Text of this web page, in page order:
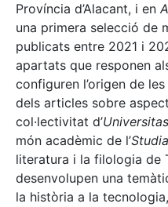
Província d’Alacant, i en
una primera selecció de
publicats entre 2021 i
apartats que responen
configuren l’origen de
dels articles sobre
col·lectivitat d’Universitas
món acadèmic de l’
literatura i la filologia de
desenvolupen una
la història a la